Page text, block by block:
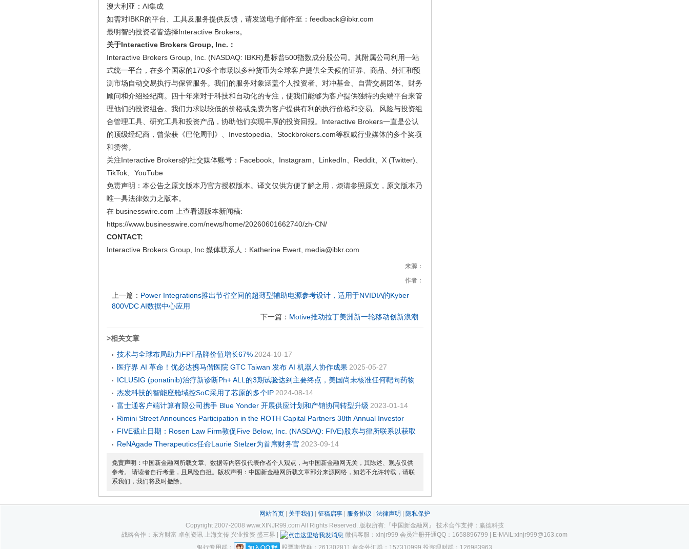
澳大利亚：AI集成
如需对IBKR的平台、工具及服务提供反馈，请发送电子邮件至：feedback@ibkr.com
最明智的投资者皆选择Interactive Brokers。
关于Interactive Brokers Group, Inc.：
Interactive Brokers Group, Inc. (NASDAQ: IBKR)是标普500指数成分股公司。其附属公司利用一站
式统一平台，在多个国家的170多个市场以多种货币为全球客户提供全天候的证券、商品、外汇和预
测市场自动交易执行与保管服务。我们的服务对象涵盖个人投资者、对冲基金、自营交易团体、财务
顾问和介绍经纪商。四十年来对于科技和自动化的专注，使我们能够为客户提供独特的尖端平台来管
理他们的投资组合。我们力求以较低的价格或免费为客户提供有利的执行价格和交易、风险与投资组
合管理工具、研究工具和投资产品，协助他们实现丰厚的投资回报。Interactive Brokers一直是公认
的顶级经纪商，曾荣获《巴伦周刊》、Investopedia、Stockbrokers.com等权威行业媒体的多个奖项
和赞誉。
关注Interactive Brokers的社交媒体账号：Facebook、Instagram、LinkedIn、Reddit、X (Twitter)、
TikTok、YouTube
免责声明：本公告之原文版本乃官方授权版本。译文仅供方便了解之用，烦请参照原文，原文版本乃
唯一具法律效力之版本。
在 businesswire.com 上查看源版本新闻稿:
https://www.businesswire.com/news/home/20260601662740/zh-CN/
CONTACT:
Interactive Brokers Group, Inc.媒体联系人：Katherine Ewert, media@ibkr.com
来源：
作者：
上一篇： Power Integrations推出节省空间的超薄型辅助电源参考设计，适用于NVIDIA的Kyber
800VDC AI数据中心应用
下一篇： Motive推动拉丁美洲新一轮移动创新浪潮
>相关文章
技术与全球布局助力FPT品牌价值增长67% 2024-10-17
医疗界 AI 革命！优必达携马偕医院 GTC Taiwan 发布 AI 机器人协作成果 2025-05-27
ICLUSIG (ponatinib)治疗新诊断Ph+ ALL的3期试验达到主要终点，美国尚未核准任何靶向药物
用于此类患者2022-11-24
杰发科技的智能座舱域控SoC采用了芯原的多个IP 2024-08-14
富士通客户端计算有限公司携手 Blue Yonder 开展供应计划和产销协同转型升级 2023-01-14
Rimini Street Announces Participation in the ROTH Capital Partners 38th Annual Investor
Conference2026-03-18
FIVE截止日期：Rosen Law Firm敦促Five Below, Inc. (NASDAQ: FIVE)股东与律所联系以获取
有关其权利的信息 2024-10-08
ReNAgade Therapeutics任命Laurie Stelzer为首席财务官 2023-09-14
免责声明： 中国新金融网所载文章、数据等内容仅代表作者个人观点，与中国新金融网无关，其陈述、观点仅供
参考。 请读者自行考量，且风险自担。版权声明：中国新金融网所载文章部分来源网络，如若不允许转载，请联
系我们，我们将及时撤除。
网站首页| 关于我们 征稿启事| 服务协议 法律声明
隐私保护
Copyright 2007-2008 www.XINJR99.com All Rights Reserved. 版权所有:『中国新金融网』 技术合作支持：赢德科技
战略合作：东方财富 卓创资讯 上海文传 兴业投资 盛三界 |
微信客服：xinjr999 会员注册开通QQ：1658896799 | E-MAIL:xinjr999@163.com
银行专用群：
股票期货群：261302811 黄金外汇群：157310999 投资理财群：126983963